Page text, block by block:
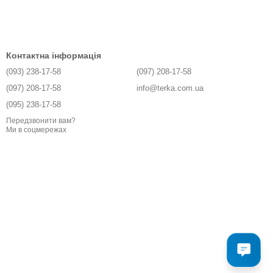
Контактна інформація
(093) 238-17-58
(097) 208-17-58
(095) 238-17-58
Передзвонити вам?
(097) 208-17-58
info@terka.com.ua
Ми в соцмережах